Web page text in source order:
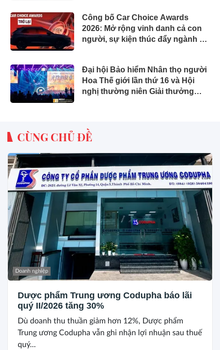
Công bố Car Choice Awards
2026: Mở rộng vinh danh cả con
người, sự kiện thúc đẩy ngành xe
Đại hội Bảo hiểm Nhân thọ người
Hoa Thế giới lần thứ 16 và Hội
nghị thường niên Giải thưởng
CÙNG CHỦ ĐỀ
Doanh nghiệp
Dược phẩm Trung ương Codupha báo lãi
quý II/2026 tăng 30%
Dù doanh thu thuần giảm hơn 12%, Dược phẩm
Trung ương Codupha vẫn ghi nhận lợi nhuận sau thuế
quý...